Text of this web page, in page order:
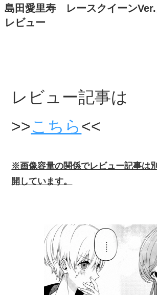
島田愛里寿 レースクイーン
レビュー
レビュー記事は
>>こちら<<
※画像容量の関係でレビュー記事は
開しています。